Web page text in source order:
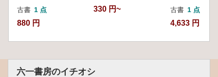
古書 1 点
880 円
330 円~ 古書 1 点
4,633 円
六一書房のイチオシ